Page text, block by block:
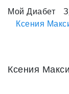
Мой Диабет
Ксения
Ксения